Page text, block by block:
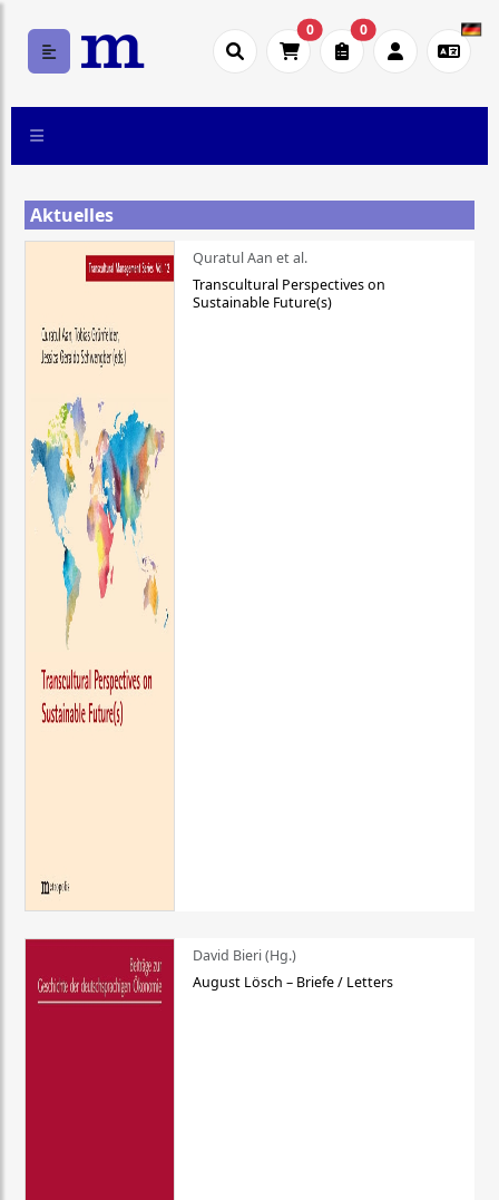
0 0
Aktuelles
Quratul Aan et al.
Transcultural Perspectives on
Sustainable Future(s)
David Bieri (Hg.)
August Lösch – Briefe / Letters